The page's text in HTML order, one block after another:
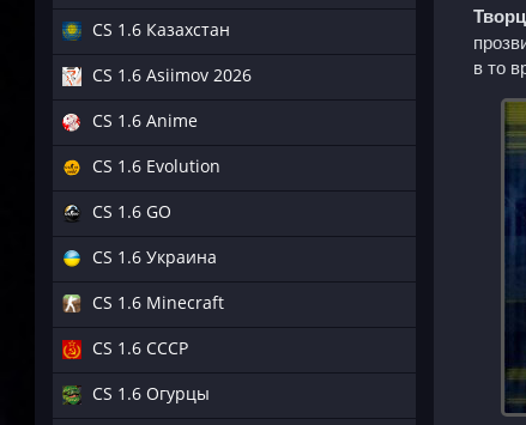
CS 1.6 Казахстан
CS 1.6 Asiimov 2026
CS 1.6 Anime
CS 1.6 Evolution
CS 1.6 GO
CS 1.6 Украина
CS 1.6 Minecraft
CS 1.6 СССР
CS 1.6 Огурцы
в то